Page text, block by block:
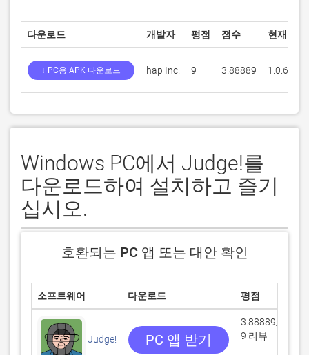
다운로드 개발자 평점 점수 현재 버전
↓ PC용 APK 다운로드 hap Inc. 9 3.88889 1.0.6
Windows PC에서 Judge!를
다운로드하여 설치하고 즐기
십시오.
호환되는 PC 앱 또는 대안 확인
소프트웨어 다운로드 평점
Judge! PC 앱 받기
3.88889/5
9 리뷰